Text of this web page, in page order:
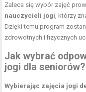
Zaleca się wybór zajęć
nauczycieli jogi , którzy
Dzięki temu program
zdrowotnych i fizycznych
Jak wybrać
jogi dla seniorów?
Wybierając zajęcia jogi